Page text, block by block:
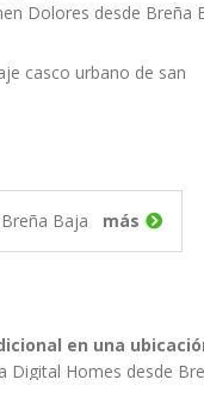
Publicado por Carmen
casco urbano de san
Breña Baja más
en una
Digital Homes desde